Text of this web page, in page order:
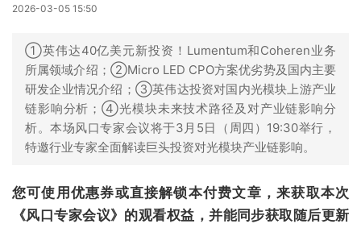
2026-03-05 15:50
①英伟达40亿美元新投资！Lumentum和Coheren业务
所属领域介绍；②Micro LED CPO方案优劣势及国内主要
研发企业情况介绍；③英伟达投资对国内光模块上游产业
链影响分析；④光模块未来技术路径及对产业链影响分
析。本场风口专家会议将于3月5日（周四）19:30举行，
特邀行业专家全面解读巨头投资对光模块产业链影响。
您可使用优惠券或直接解锁本付费文章，来获取本次
《风口专家会议》的观看权益，并能同步获取随后更新